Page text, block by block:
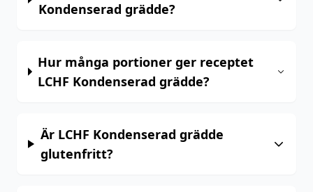
Kondenserad grädde?
Hur många portioner ger receptet
LCHF Kondenserad grädde?
Är LCHF Kondenserad grädde
glutenfritt?